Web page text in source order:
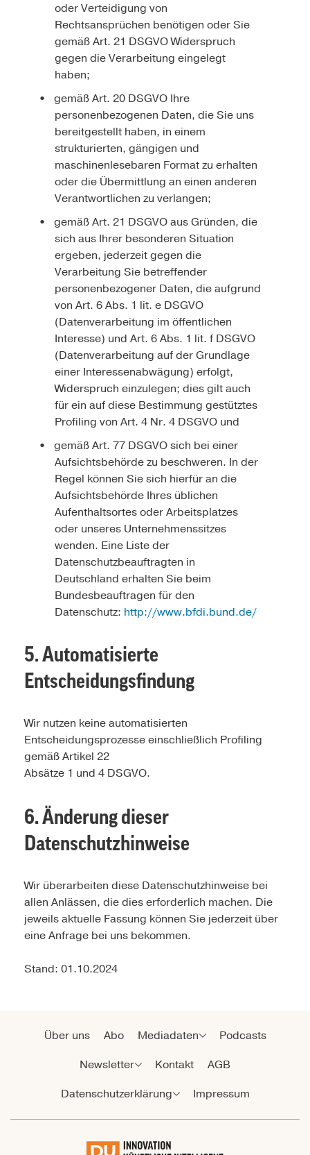
oder Verteidigung von
Rechtsansprüchen benötigen oder Sie
gemäß Art. 21 DSGVO Widerspruch
gegen die Verarbeitung eingelegt
haben;
gemäß Art. 20 DSGVO Ihre
personenbezogenen Daten, die Sie uns
bereitgestellt haben, in einem
strukturierten, gängigen und
maschinenlesebaren Format zu erhalten
oder die Übermittlung an einen anderen
Verantwortlichen zu verlangen;
gemäß Art. 21 DSGVO aus Gründen, die
sich aus Ihrer besonderen Situation
ergeben, jederzeit gegen die
Verarbeitung Sie betreffender
personenbezogener Daten, die aufgrund
von Art. 6 Abs. 1 lit. e DSGVO
(Datenverarbeitung im öffentlichen
Interesse) und Art. 6 Abs. 1 lit. f DSGVO
(Datenverarbeitung auf der Grundlage
einer Interessenabwägung) erfolgt,
Widerspruch einzulegen; dies gilt auch
für ein auf diese Bestimmung gestütztes
Profiling von Art. 4 Nr. 4 DSGVO und
gemäß Art. 77 DSGVO sich bei einer
Aufsichtsbehörde zu beschweren. In der
Regel können Sie sich hierfür an die
Aufsichtsbehörde Ihres üblichen
Aufenthaltsortes oder Arbeitsplatzes
oder unseres Unternehmenssitzes
wenden. Eine Liste der
Datenschutzbeauftragten in
Deutschland erhalten Sie beim
Bundesbeauftragen für den
Datenschutz: http://www.bfdi.bund.de/
5. Automatisierte
Entscheidungsfindung
Wir nutzen keine automatisierten
Entscheidungsprozesse einschließlich Profiling
gemäß Artikel 22
Absätze 1 und 4 DSGVO.
6. Änderung dieser
Datenschutzhinweise
Wir überarbeiten diese Datenschutzhinweise bei
allen Anlässen, die dies erforderlich machen. Die
jeweils aktuelle Fassung können Sie jederzeit über
eine Anfrage bei uns bekommen.
Stand: 01.10.2024
Über uns Abo Mediadaten
Podcasts
Newsletter
Kontakt
AGB
Datenschutzerklärung
Impressum